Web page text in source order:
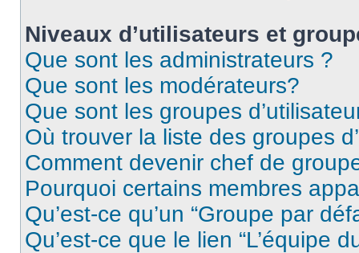
Niveaux d’utilisateurs et
Que sont les administrateurs ?
Que sont les modérateurs?
Que sont les groupes
Où trouver la liste des groupes
Comment devenir chef de
Pourquoi certains membres
Qu’est-ce qu’un “Groupe par
Qu’est-ce que le lien “L’équipe